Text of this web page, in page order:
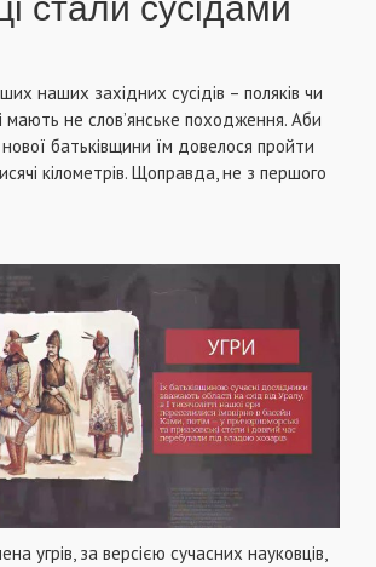
стали сусідами
наших західних сусідів – поляків чи
мають не слов’янське походження. Аби
нової батьківщини їм довелося пройти
кілометрів. Щоправда, не з першого
угрів, за версією сучасних науковців,